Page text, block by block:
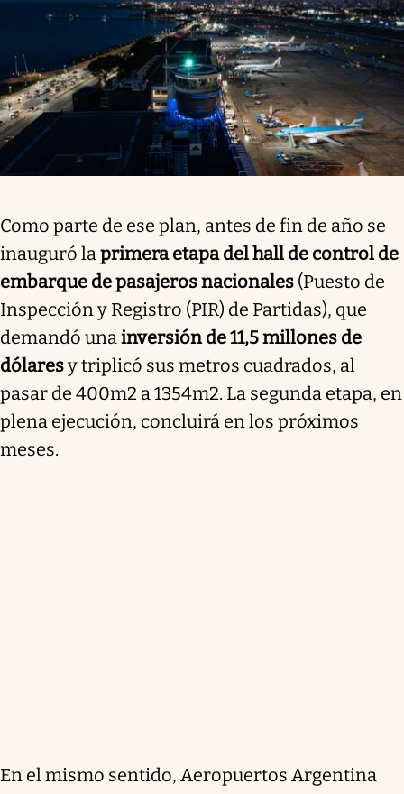
Como parte de ese plan, antes de fin de año se
inauguró la primera etapa del hall de control de
embarque de pasajeros nacionales (Puesto de
Inspección y Registro (PIR) de Partidas), que
demandó una inversión de 11,5 millones de
dólaresy triplicó sus metros cuadrados, al
pasar de 400m2 a 1354m2. La segunda etapa, en
plena ejecución, concluirá en los próximos
meses.
En el mismo sentido, Aeropuertos Argentina